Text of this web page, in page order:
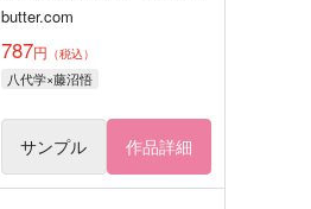
butter.com
787円 （税込）
八代学×藤沼悟
サンプル 作品詳細